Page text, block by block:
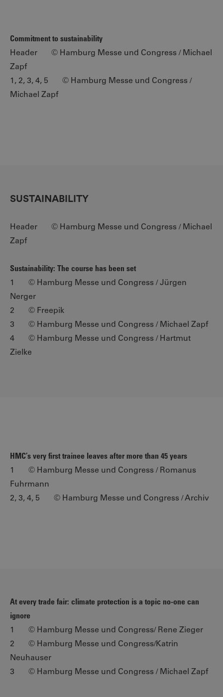
Commitment to sustainability
Header © Hamburg Messe und Congress / Michael
Zapf
1, 2, 3, 4, 5 © Hamburg Messe und Congress /
Michael Zapf
SUSTAINABILITY
Header © Hamburg Messe und Congress / Michael
Zapf
Sustainability: The course has been set
1 © Hamburg Messe und Congress / Jürgen
Nerger
2 © Freepik
3 © Hamburg Messe und Congress / Michael Zapf
4 © Hamburg Messe und Congress / Hartmut
Zielke
HMC’s very first trainee leaves after more than 45 years
1 © Hamburg Messe und Congress / Romanus
Fuhrmann
2, 3, 4, 5 © Hamburg Messe und Congress / Archiv
At every trade fair: climate protection is a topic no-one can
ignore
1 © Hamburg Messe und Congress/ Rene Zieger
2 © Hamburg Messe und Congress/Katrin
Neuhauser
3 © Hamburg Messe und Congress / Michael Zapf